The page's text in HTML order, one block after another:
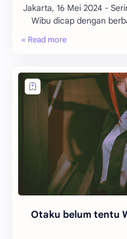
Jakarta, 16 Mei 2024 -
Wibu dicap dengan
Otaku belum tentu